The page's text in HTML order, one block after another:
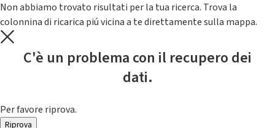
Non abbiamo trovato risultati per la tua ricerca. Trova la
colonnina di ricarica piú vicina a te direttamente sulla mappa.
C'è un problema con il recupero dei
dati.
Per favore riprova.
Riprova